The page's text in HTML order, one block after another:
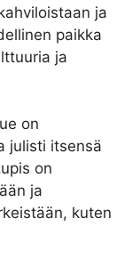
ja
paikka
ja
on
julisti itsensä
on
ja
kuten